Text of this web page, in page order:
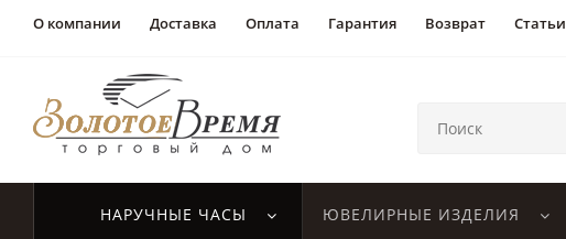
О компании Доставка Оплата Гарантия Возврат Статьи
НАРУЧНЫЕ ЧАСЫ ЮВЕЛИРНЫЕ ИЗДЕЛИЯ